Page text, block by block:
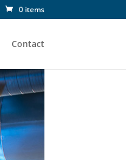
0 items
Contact